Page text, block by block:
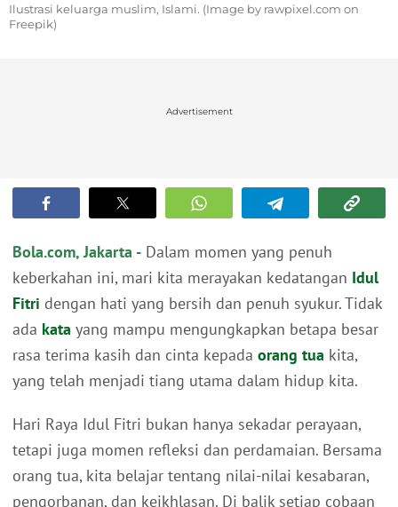
Ilustrasi keluarga muslim, Islami. (Image by rawpixel.com on
Freepik)
Advertisement
Bola.com, Jakarta - Dalam momen yang penuh
keberkahan ini, mari kita merayakan kedatangan Idul
Fitri dengan hati yang bersih dan penuh syukur. Tidak
ada kata yang mampu mengungkapkan betapa besar
rasa terima kasih dan cinta kepada orang tua kita,
yang telah menjadi tiang utama dalam hidup kita.
Hari Raya Idul Fitri bukan hanya sekadar perayaan,
tetapi juga momen refleksi dan perdamaian. Bersama
orang tua, kita belajar tentang nilai-nilai kesabaran,
pengorbanan, dan keikhlasan. Di balik setiap cobaan